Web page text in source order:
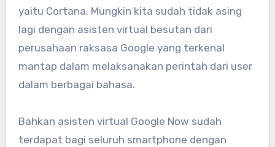
yaitu Cortana. Mungkin kita sudah tidak asing
lagi dengan asisten virtual besutan dari
perusahaan raksasa Google yang terkenal
mantap dalam melaksanakan perintah dari user
dalam berbagai bahasa.
Bahkan asisten virtual Google Now sudah
terdapat bagi seluruh smartphone dengan